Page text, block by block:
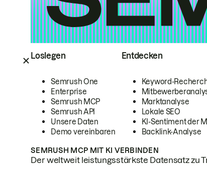
Loslegen
Semrush One
Enterprise
Semrush MCP
Semrush API
Unsere Daten
Demo vereinbaren
Entdecken
Keyword-
Marktanalyse
Lokale SEO
KI-Sentiment der
Backlink-Analyse
SEMRUSH MCP MIT KI VERBINDEN
Der weltweit leistungsstärkste Datensatz zu